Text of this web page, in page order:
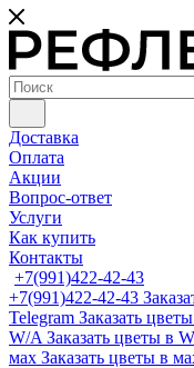
Доставка
Оплата
Акции
Вопрос-ответ
Услуги
Как купить
Контакты
+7(991)422-42-43
+7(991)422-42-43
Telegram Заказать
W/A Заказать цветы в
мах Заказать цветы в